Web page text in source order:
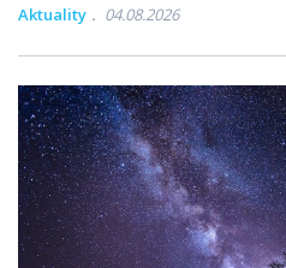
Aktuality 04.08.2026